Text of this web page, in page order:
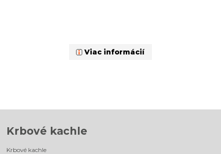
Viac informácií
Krbové kachle
Krbové kachle